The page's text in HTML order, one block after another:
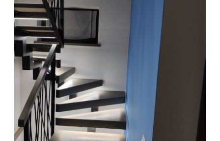
Заказать
Ваше имя*
Ваш телефон*